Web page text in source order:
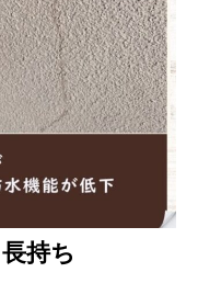
持ち